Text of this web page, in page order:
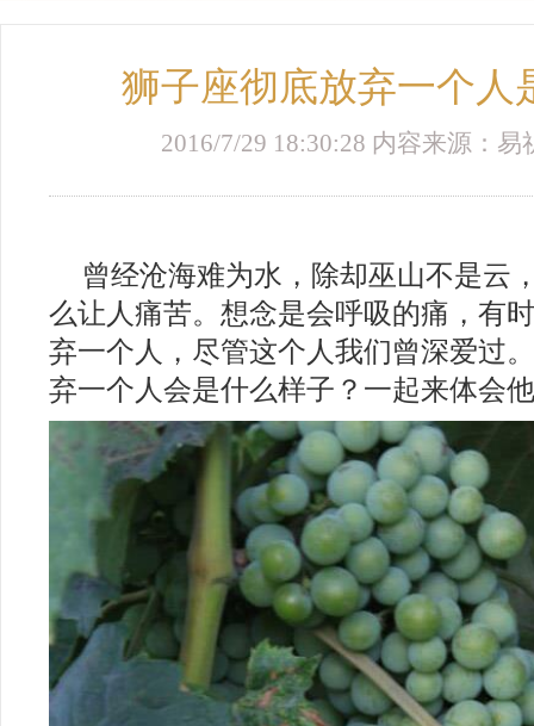
狮子座彻底放弃一个人
2016/7/29 18:30:28 内容来源：
曾经沧海难为水，除却巫山不是云
么让人痛苦。想念是会呼吸的痛，有
弃一个人，尽管这个人我们曾深爱过
弃一个人会是什么样子？一起来体会
2018年十二星座运